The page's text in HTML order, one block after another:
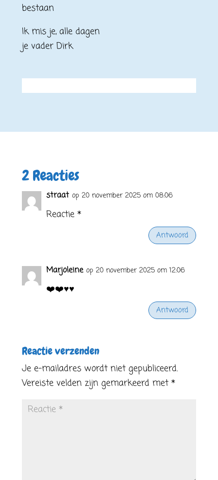
bestaan
Ik mis je, alle dagen
je vader Dirk
2 Reacties
straat op 20 november 2025 om 08:06
Reactie *
Antwoord
Marjoleine op 20 november 2025 om 12:06
❤️❤️♥️♥️
Antwoord
Reactie verzenden
Je e-mailadres wordt niet gepubliceerd.
Vereiste velden zijn gemarkeerd met*